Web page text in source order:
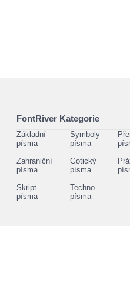
FontRiver Kategorie
Základní
písma
Symboly
písma
Zahraniční
písma
Gotický
písma
Skript
písma
Techno
písma